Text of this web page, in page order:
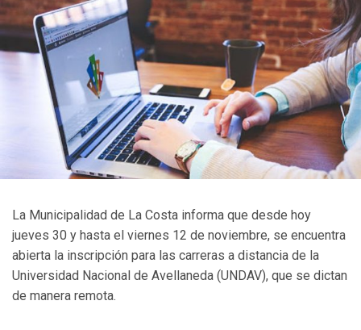
La Municipalidad de La Costa informa que desde hoy
jueves 30 y hasta el viernes 12 de noviembre, se encuentra
abierta la inscripción para las carreras a distancia de la
Universidad Nacional de Avellaneda (UNDAV), que se dictan
de manera remota.